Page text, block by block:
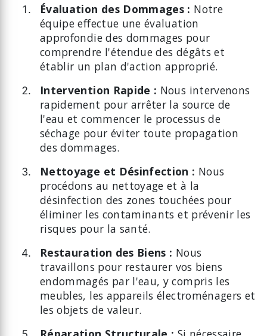
Évaluation des Dommages : Notre
équipe effectue une évaluation
approfondie des dommages pour
comprendre l'étendue des dégâts et
établir un plan d'action approprié.
Intervention Rapide : Nous intervenons
rapidement pour arrêter la source de
l'eau et commencer le processus de
séchage pour éviter toute propagation
des dommages.
Nettoyage et Désinfection : Nous
procédons au nettoyage et à la
désinfection des zones touchées pour
éliminer les contaminants et prévenir les
risques pour la santé.
Restauration des Biens : Nous
travaillons pour restaurer vos biens
endommagés par l'eau, y compris les
meubles, les appareils électroménagers et
les objets de valeur.